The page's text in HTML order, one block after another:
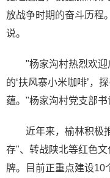
放战争时期的奋斗历程
说。
"杨家沟村热烈欢
的‘扶风寨小米咖啡’，
蕴。"杨家沟村党支部书
近年来，榆林积极
存"、转战陕北等红色
牌。目前正重点建设10